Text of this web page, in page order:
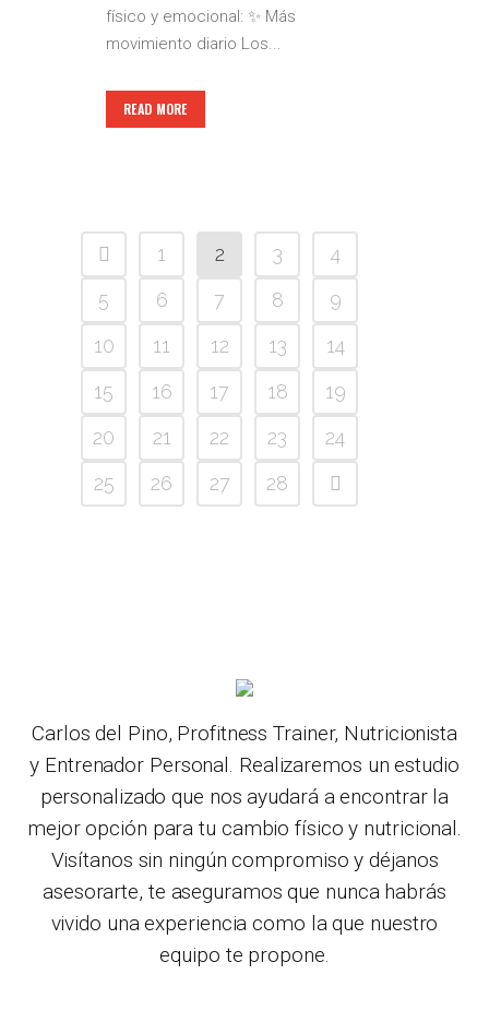
físico y emocional: ✨ Más
movimiento diario Los...
READ MORE
1 2 3
4
5
6 7 8
9
10
11 12 13
14
15
16 17 18
19
20
21 22 23
24
25
26 27 28
Carlos del Pino, Profitness Trainer, Nutricionista
y Entrenador Personal. Realizaremos un estudio
personalizado que nos ayudará a encontrar la
mejor opción para tu cambio físico y nutricional.
Visítanos sin ningún compromiso y déjanos
asesorarte, te aseguramos que nunca habrás
vivido una experiencia como la que nuestro
equipo te propone.